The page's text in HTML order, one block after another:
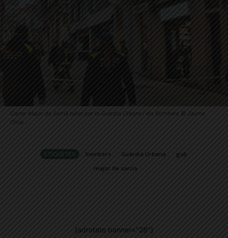
Carrer Major de Sarrià tallat per la Guàrdia Urbana i els Bombers © Jaume
Oliva
ETIQUETES bombers Guàrdia Urbana
gub
major de sarria
[adrotate banner="28"]